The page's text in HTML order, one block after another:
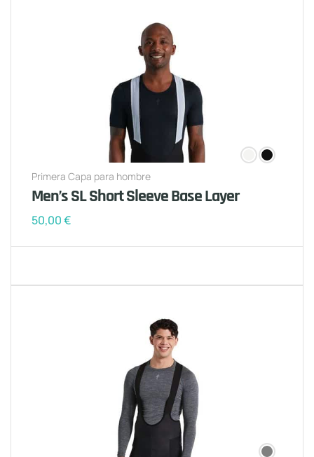
Primera Capa para hombre
Men’s SL Short Sleeve Base Layer
50,00€